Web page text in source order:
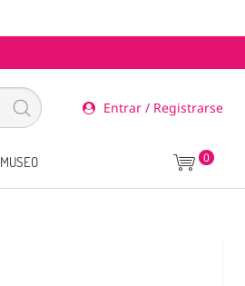
Entrar / Registrarse
MUSEO 0